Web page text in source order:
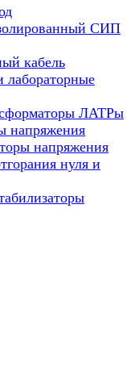
СИП
кабель
лабораторные
ЛАТРы
напряжения
напряжения
нуля и